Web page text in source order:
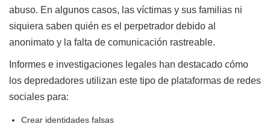
abuso. En algunos casos, las víctimas y sus familias ni
siquiera saben quién es el perpetrador debido al
anonimato y la falta de comunicación rastreable.
Informes e investigaciones legales han destacado cómo
los depredadores utilizan este tipo de plataformas de redes
sociales para:
Crear identidades falsas